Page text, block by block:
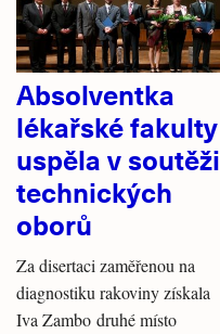
Absolventka
lékařské fakulty
uspěla v soutěži
technických
oborů
Za disertaci zaměřenou na
diagnostiku rakoviny získala
Iva Zambo druhé místo